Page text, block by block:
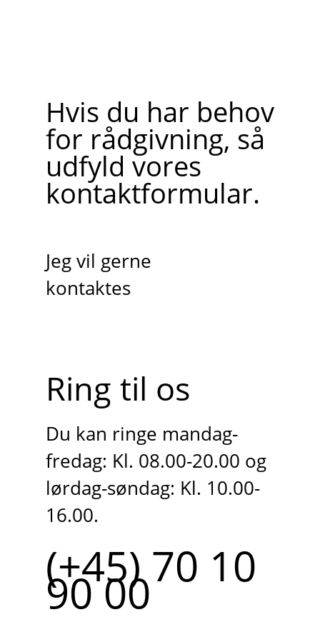
Hvis du har behov
for rådgivning, så
udfyld vores
kontaktformular.
Jeg vil gerne
kontaktes
Ring til os
Du kan ringe mandag-
fredag: Kl. 08.00-20.00 og
lørdag-søndag: Kl. 10.00-
16.00.
(+45) 70 10
90 00